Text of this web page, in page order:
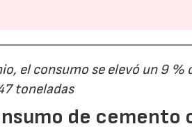
el consumo se elevó un 9
toneladas
de cemento